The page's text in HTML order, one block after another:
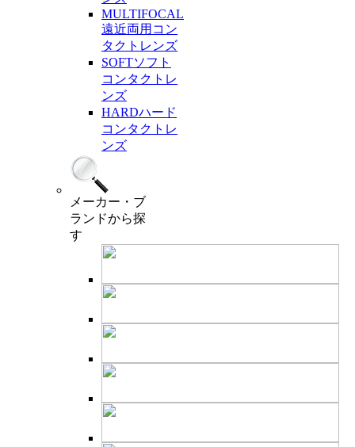
MULTIFOCAL
遠近両用コン
タクトレンズ
SOFTソフト
コンタクトレ
ンズ
HARDハード
コンタクトレ
ンズ
メーカー・ブ
ランドから探
す